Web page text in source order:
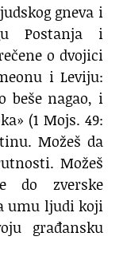
gneva i
Postanja i
o dvojici
i Leviju:
beše nagao, i
(1 Mojs. 49:
Možeš da
Možeš
do zverske
umu ljudi koji
građansku